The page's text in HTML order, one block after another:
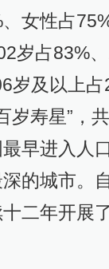
女性占
岁占83%
岁及以上占
岁寿星”，
最早进入人
的城市。
十二年开展